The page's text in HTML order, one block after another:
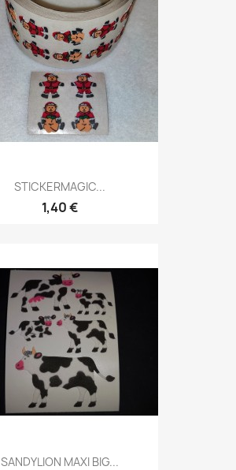
STICKERMAGIC...
1,40 €
SANDYLION MAXI BIG...